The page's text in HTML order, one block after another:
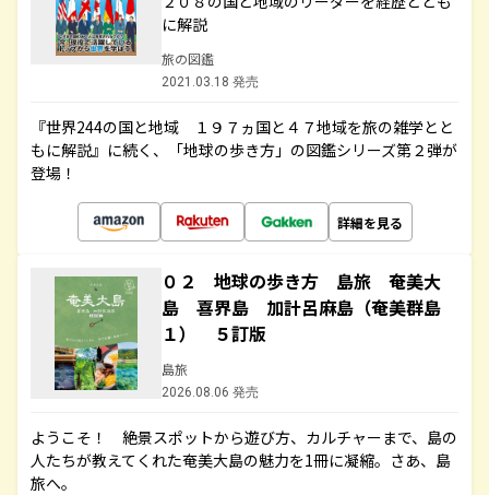
に解説
旅の図鑑
2021.03.18 発売
『世界244の国と地域 １９７ヵ国と４７地域を旅の雑学とと
もに解説』に続く、「地球の歩き方」の図鑑シリーズ第２弾が
登場！
詳細を見る
０２ 地球の歩き方 島旅 奄美大
島 喜界島 加計呂麻島（奄美群島
１） ５訂版
島旅
2026.08.06 発売
ようこそ！ 絶景スポットから遊び方、カルチャーまで、島の
人たちが教えてくれた奄美大島の魅力を1冊に凝縮。さあ、島
旅へ。